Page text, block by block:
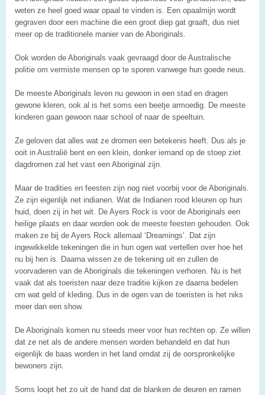
weten ze heel goed waar opaal te vinden is. Een opaalmijn wordt
gegraven door een machine die een groot diep gat graaft, dus niet
meer op de traditionele manier van de Aboriginals.
Ook worden de Aboriginals vaak gevraagd door de Australische
politie om vermiste mensen op te sporen vanwege hun goede neus.
De meeste Aboriginals leven nu gewoon in een stad en dragen
gewone kleren, ook al is het soms een beetje armoedig. De meeste
kinderen gaan gewoon naar school of naar de speeltuin.
Ze geloven dat alles wat ze dromen een betekenis heeft. Dus als je
ooit in Australië bent en een klein, donker iemand op de stoep ziet
dagdromen zal het vast een Aboriginal zijn.
Maar de tradities en feesten zijn nog niet voorbij voor de Aboriginals.
Ze zijn eigenlijk net indianen. Wat de Indianen rood kleuren op hun
huid, doen zij in het wit. De Ayers Rock is voor de Aboriginals een
heilige plaats en daar worden ook de meeste feesten gehouden. Ook
maken ze bij de Ayers Rock allemaal ‘Dreamings’. Dat zijn
ingewikkelde tekeningen die in hun ogen wat vertellen over hoe het
nu bij hen is. Daarna wissen ze de tekening uit en zullen de
voorvaderen van de Aboriginals die tekeningen verhoren. Nu is het
vaak dat als toeristen naar deze traditie kijken ze daarna bedelen
om wat geld of kleding. Dus in de ogen van de toeristen is het niks
meer dan een show.
De Aboriginals komen nu steeds meer voor hun rechten op. Ze willen
dat ze net als de andere mensen worden behandeld en dat hun
eigenlijk de baas worden in het land omdat zij de oorspronkelijke
bewoners zijn.
Soms loopt het zo uit de hand dat de blanken de deuren en ramen